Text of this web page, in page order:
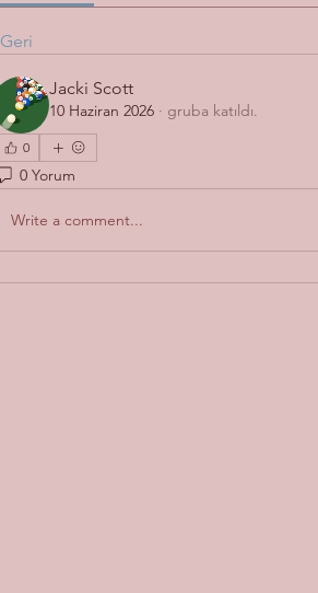
Geri
Jacki Scott
10 Haziran 2026 · gruba katıldı.
0
0 Yorum
Write a comment...